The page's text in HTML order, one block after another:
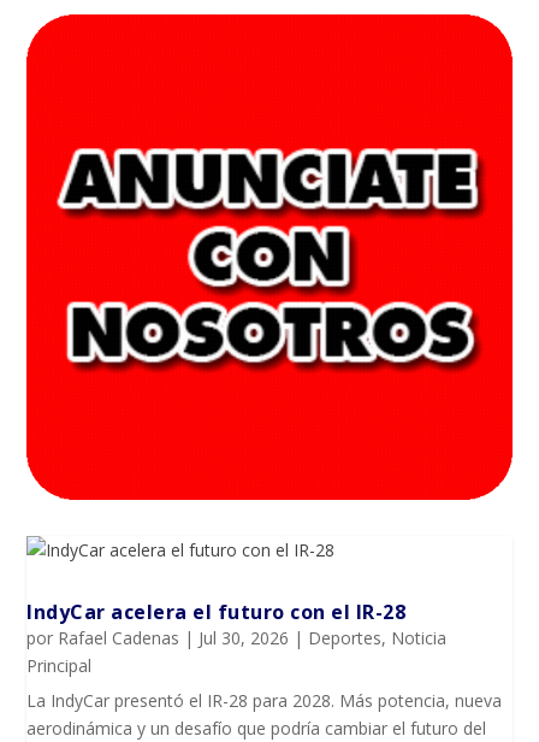
IndyCar acelera el futuro con el IR-28
por Rafael Cadenas | Jul 30, 2026 | Deportes, Noticia
Principal
La IndyCar presentó el IR-28 para 2028. Más potencia, nueva
aerodinámica y un desafío que podría cambiar el futuro del